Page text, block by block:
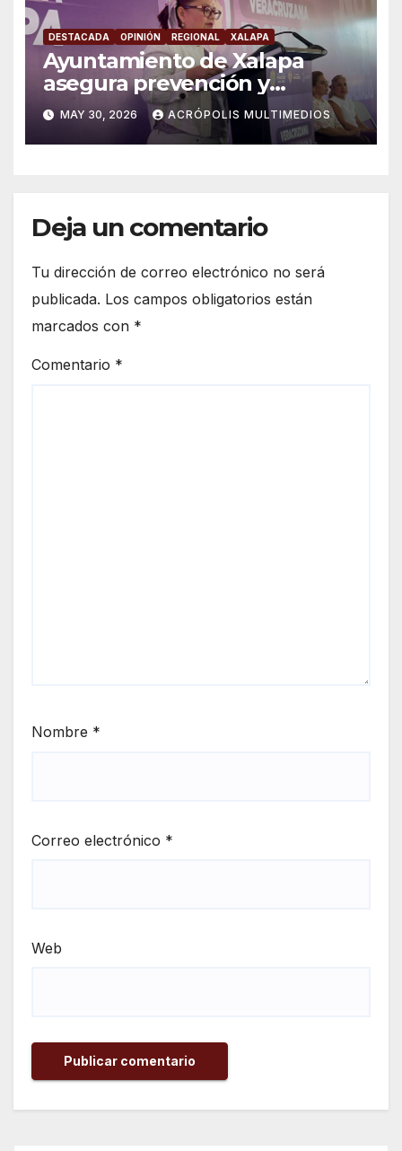
DESTACADA OPINIÓN REGIONAL XALAPA
Ayuntamiento de Xalapa
asegura prevención y
atención a violencia de
género
MAY 30, 2026 ACRÓPOLIS MULTIMEDIOS
Deja un comentario
Tu dirección de correo electrónico no será
publicada. Los campos obligatorios están
marcados con *
Comentario *
Nombre *
Correo electrónico *
Web